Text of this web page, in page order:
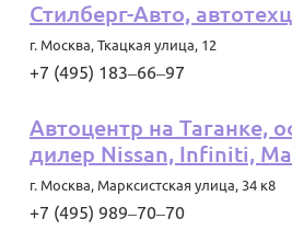
Стилберг-Авто,
г. Москва, Ткацкая улица, 12
+7 (495) 183‒66‒97
Автоцентр на Таганке,
дилер Nissan, Infiniti,
г. Москва, Марксистская улица, 34 к8
+7 (495) 989‒70‒70